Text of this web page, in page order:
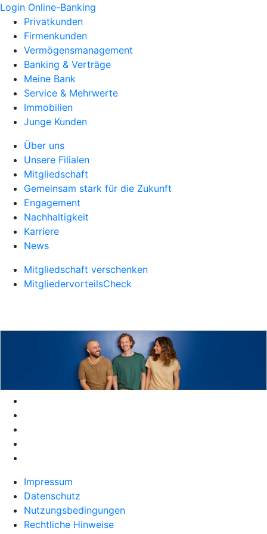
Login Online-Banking
Privatkunden
Firmenkunden
Vermögensmanagement
Banking & Verträge
Meine Bank
Service & Mehrwerte
Immobilien
Junge Kunden
Über uns
Unsere Filialen
Mitgliedschaft
Gemeinsam stark für die Zukunft
Engagement
Nachhaltigkeit
Karriere
News
Mitgliedschaft verschenken
MitgliedervorteilsCheck
Impressum
Datenschutz
Nutzungsbedingungen
Rechtliche Hinweise